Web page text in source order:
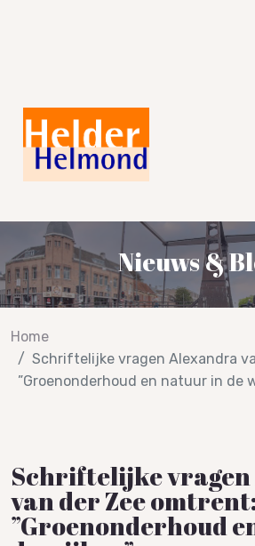
Nieuws &
Home
Schriftelijke vragen Alexandra
”Groenonderhoud en natuur in de
Schriftelijke
van der Zee
”Groenonderhoud